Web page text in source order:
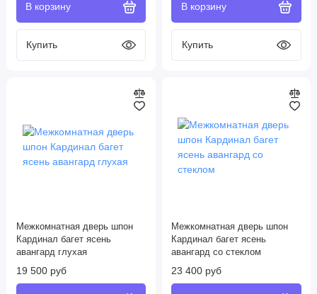
Межкомнатная дверь шпон
Кардинал багет ясень
авангард глухая
19 500 руб
Межкомнатная дверь шпон
Кардинал багет ясень
авангард со стеклом
23 400 руб